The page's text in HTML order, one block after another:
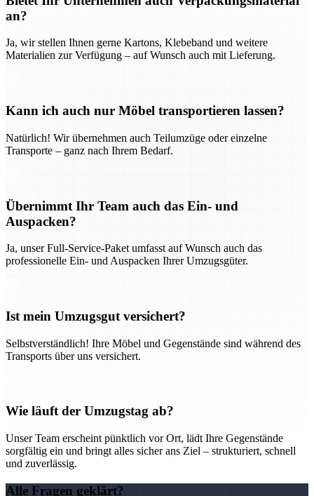
an?
Ja, wir stellen Ihnen gerne Kartons, Klebeband und weitere
Materialien zur Verfügung – auf Wunsch auch mit Lieferung.
Kann ich auch nur Möbel transportieren lassen?
Natürlich! Wir übernehmen auch Teilumzüge oder einzelne
Transporte – ganz nach Ihrem Bedarf.
Übernimmt Ihr Team auch das Ein- und
Auspacken?
Ja, unser Full-Service-Paket umfasst auf Wunsch auch das
professionelle Ein- und Auspacken Ihrer Umzugsgüter.
Ist mein Umzugsgut versichert?
Selbstverständlich! Ihre Möbel und Gegenstände sind während des
Transports über uns versichert.
Wie läuft der Umzugstag ab?
Unser Team erscheint pünktlich vor Ort, lädt Ihre Gegenstände
sorgfältig ein und bringt alles sicher ans Ziel – strukturiert, schnell
und zuverlässig.
Alle Fragen geklärt?